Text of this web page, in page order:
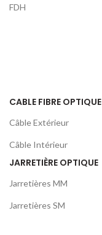
FDH
CABLE FIBRE OPTIQUE
Câble Extérieur
Câble Intérieur
JARRETIÈRE OPTIQUE
Jarretières MM
Jarretières SM